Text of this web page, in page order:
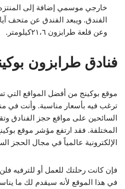
خارجي موسمي إضافة إلى
وعن قلعة طرابزون ٢١،٦كيلومتر.
فنادق طرابزون
موقع بوكينج من أفضل المواقع
ترغب فيه بأسعار مناسبة. وأنت في
السائحين على مواقع حجز الفنادق
المختلفة. فقد ارتفع مؤشر موقع
الإلكترونية عالمياً في مجال الحجز
فإن كانت رحلتك للعمل أو للترفيه
في هذا الموقع لأنه سيقدم لك ما